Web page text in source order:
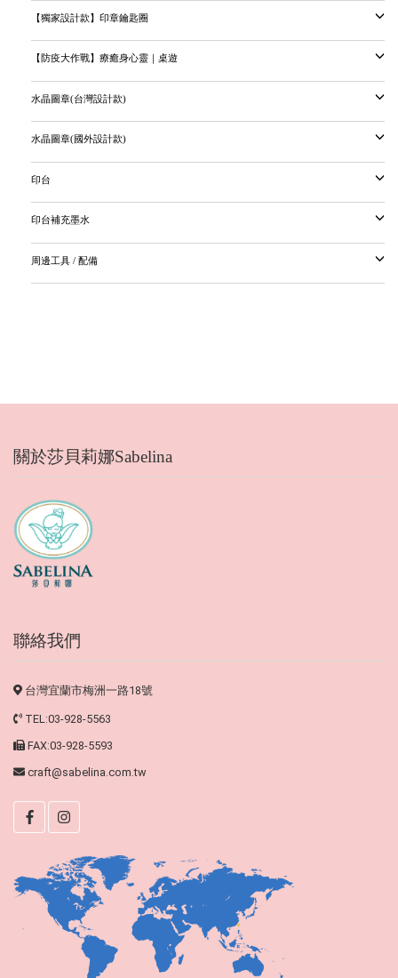
【獨家設計款】印章鑰匙圈
【防疫大作戰】療癒身心靈｜桌遊
水晶圖章(台灣設計款)
水晶圖章(國外設計款)
印台
印台補充墨水
周邊工具 / 配備
關於莎貝莉娜Sabelina
聯絡我們
台灣宜蘭市梅洲一路18號
TEL:03-928-5563
FAX:03-928-5593
craft@sabelina.com.tw